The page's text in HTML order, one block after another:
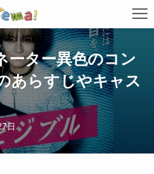
ーター異色のコン
あらすじやキャス
日